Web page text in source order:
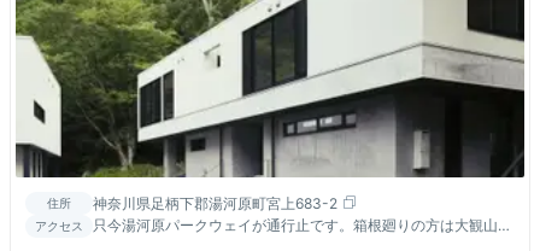
住所 神奈川県足柄下郡湯河原町宮上683-2
アクセス
只今湯河原パークウェイが通行止です。箱根廻りの方は大観山展